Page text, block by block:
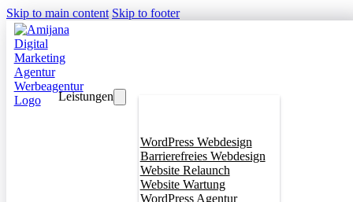
Skip to main content Skip to footer
Leistungen
WordPress Webdesign
Barrierefreies Webdesign
Website Relaunch
Website Wartung
WordPress Agentur